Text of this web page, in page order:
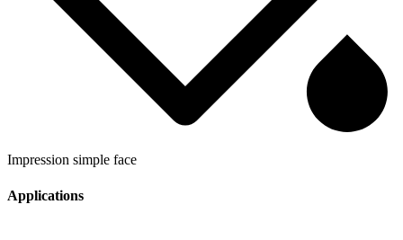
Impression simple face
Applications